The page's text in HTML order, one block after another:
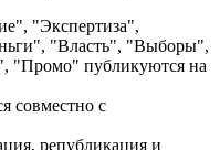
"Экспертиза",
"Власть", "Выборы",
"Промо" публикуются на
совместно с
републикация и